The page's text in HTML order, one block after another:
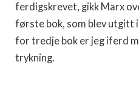
ferdigskre­vet, gikk Marx
første bok, som blev utgitt
for tredje bok er jeg iferd
trykning.